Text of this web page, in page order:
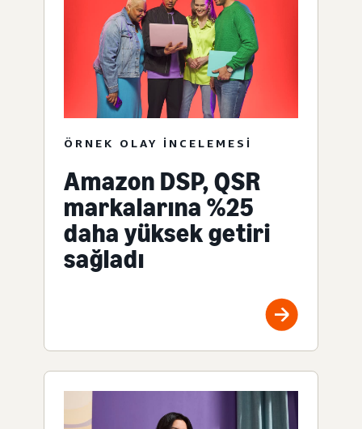
ÖRNEK OLAY INCELEMESI
Amazon DSP, QSR
markalarına %25
daha yüksek getiri
sağladı